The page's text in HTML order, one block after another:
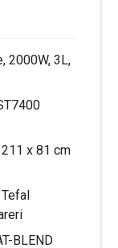
2000W, 3L,
x 81 cm
BLEND